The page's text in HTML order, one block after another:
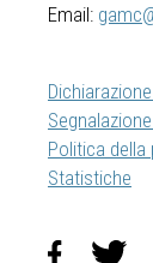
Email:
Politica della
Statistiche